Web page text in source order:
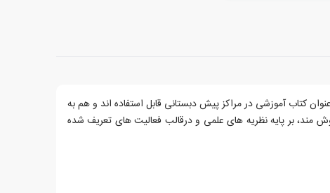
کودکان ۵ یا۶ ساله است. کتاب های این مجموعه هم به عنوان کتاب آموزشی در مراکز پیش دبستانی قابل استفاده اند و هم به
مند، بر پایه نظریه های علمی و درقالب فعالیت های تعریف شده